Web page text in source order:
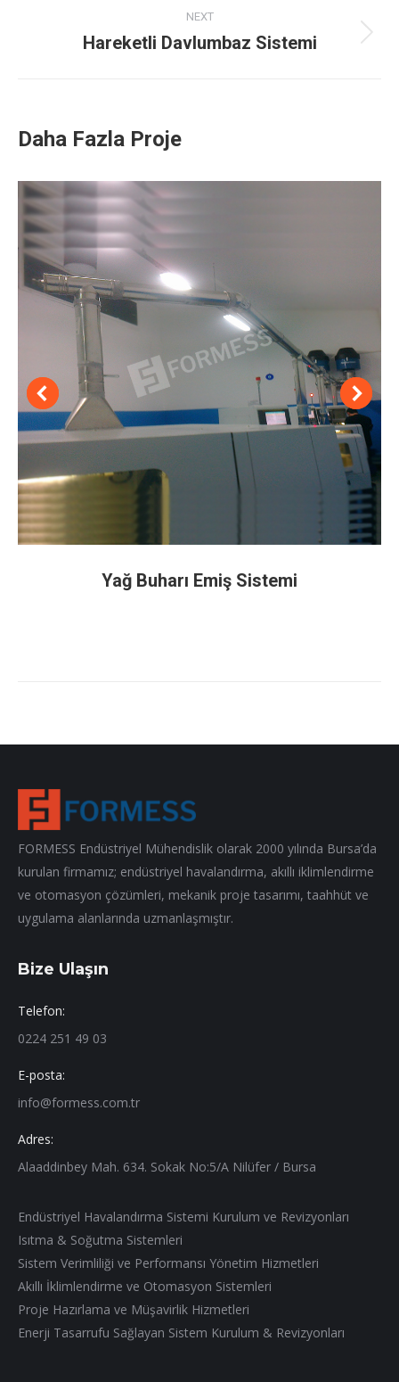
NEXT
Next
Hareketli Davlumbaz Sistemi
Daha Fazla Proje
Yağ Buharı Emiş Sistemi
FORMESS Endüstriyel Mühendislik olarak 2000 yılında Bursa’da
kurulan firmamız; endüstriyel havalandırma, akıllı iklimlendirme
ve otomasyon çözümleri, mekanik proje tasarımı, taahhüt ve
uygulama alanlarında uzmanlaşmıştır.
Bize Ulaşın
Telefon:
0224 251 49 03
E-posta:
info@formess.com.tr
Adres:
Alaaddinbey Mah. 634. Sokak No:5/A Nilüfer / Bursa
Endüstriyel Havalandırma Sistemi Kurulum ve Revizyonları
Isıtma & Soğutma Sistemleri
Sistem Verimliliği ve Performansı Yönetim Hizmetleri
Akıllı İklimlendirme ve Otomasyon Sistemleri
Proje Hazırlama ve Müşavirlik Hizmetleri
Enerji Tasarrufu Sağlayan Sistem Kurulum & Revizyonları